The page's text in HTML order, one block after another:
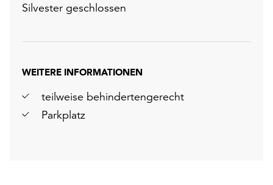
Silvester geschlossen
WEITERE INFORMATIONEN
teilweise behindertengerecht
Parkplatz